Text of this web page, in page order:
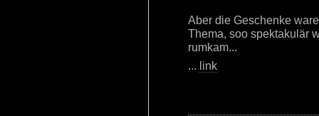
Aber die Geschenke
Thema, soo spektakulär
rumkam...
... link